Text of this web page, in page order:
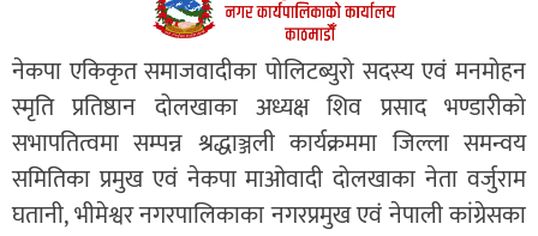
नेकपा एकिकृत समाजवादीका पोलिटब्युरो सदस्य एवं मनमोहन
स्मृति प्रतिष्ठान दोलखाका अध्यक्ष शिव प्रसाद भण्डारीको
सभापतित्वमा सम्पन्न श्रद्धाञ्जली कार्यक्रममा जिल्ला समन्वय
समितिका प्रमुख एवं नेकपा माओवादी दोलखाका नेता वर्जुराम
घतानी, भीमेश्वर नगरपालिकाका नगरप्रमुख एवं नेपाली कांग्रेसका